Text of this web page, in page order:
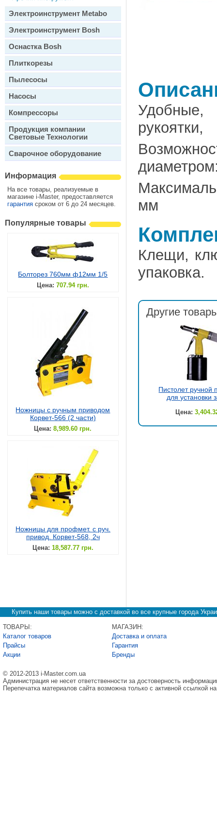
Электроинструмент Metabo
Электроинструмент Bosh
Оснастка Bosh
Плиткорезы
Пылесосы
Насосы
Компрессоры
Продукция компании
Световые Технологии
Сварочное оборудование
Информация
На все товары, реализуемые в
магазине i-Master, предоставляется
гарантия сроком от 6 до 24 месяцев.
Популярные товары
Болторез 760мм ф12мм 1/5
Цена: 707.94 грн.
Ножницы с ручным приводом
Корвет-566 (2 части)
Цена: 8,989.60 грн.
Ножницы для профмет. с руч.
привод. Корвет-568, 2ч
Цена: 18,587.77 грн.
рукоятки,
мм
Клещи,
упаковка.
Другие
Пистолет ручной
для установки
Цена:
Купить наши товары можно с доставкой во все крупные города
ТОВАРЫ:
Каталог товаров
Прайсы
Акции
МАГАЗИН:
Доставка и оплата
Гарантия
Бренды
© 2012-2013 i-Master.com.ua
Администрация не несет ответственности за достоверность
Перепечатка материалов сайта возможна только с активной ссылкой